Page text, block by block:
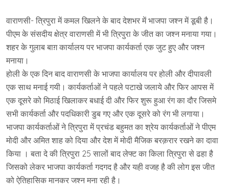
वाराणसी- त्रिपुरा में कमल खिलने के बाद देशभर में भाजपा जश्न में डूबी है।
पीएम के संसदीय क्षेत्र वाराणसी में भी त्रिपुरा के जीत का जश्न मनाया गया।
शहर के गुलाब बाग़ कार्यालय पर भाजपा कार्यकर्ता एक जुट हुए और जश्न
मनाया।
होली के एक दिन बाद वाराणसी के भाजपा कार्यालय पर होली और दीपावली
एक साथ मनाई गयी। कार्यकर्ताओं ने पहले पटाखे जलाये और फिर आपस में
एक दूसरे को मिठाई खिलाकर बधाई दी और फिर शुरू हुआ रंग का दौर जिसमे
सभी कार्यकर्ता और पदधिकारी डुब गए और एक दूसरे को रंग भी लगाया।
भाजपा कार्यकर्ताओं ने त्रिपुरा में प्रचंड बहुमत का श्रेय कार्यकर्ताओं ने पीएम
मोदी और अमित शाह को दिया और देश में मोदी मैजिक बरक़रार रखने का दावा
किया । बता दे की त्रिपुरा 25 सालों बाद लेफ्ट का किला त्रिपुरा से ढहा है
जिसको लेकर भाजपा कार्यकर्ता गदगद है और यही वजह है की लोग इस जीत
को ऐतिहासिक मानकर जश्न मना रही है।